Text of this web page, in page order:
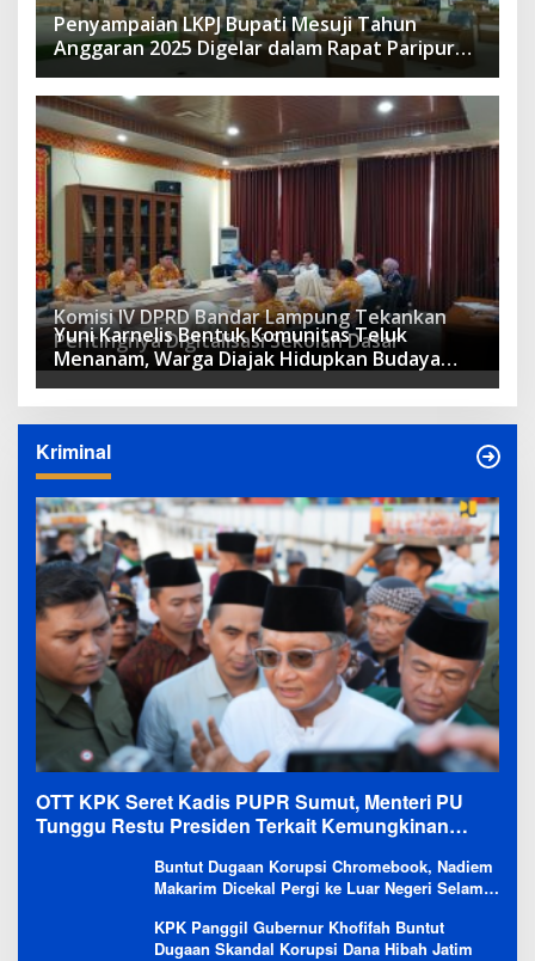
Penyampaian LKPJ Bupati Mesuji Tahun
Anggaran 2025 Digelar dalam Rapat Paripurna
DPRD
Komisi IV DPRD Bandar Lampung Tekankan
Pentingnya Digitalisasi Sekolah Dasar
Yuni Karnelis Bentuk Komunitas Teluk
Menanam, Warga Diajak Hidupkan Budaya
Tanam
Kriminal
OTT KPK Seret Kadis PUPR Sumut, Menteri PU
Tunggu Restu Presiden Terkait Kemungkinan
Buntut Dugaan Korupsi Chromebook, Nadiem
Makarim Dicekal Pergi ke Luar Negeri Selama
KPK Panggil Gubernur Khofifah Buntut
Dugaan Skandal Korupsi Dana Hibah Jatim